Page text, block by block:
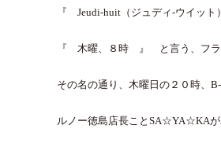
『 Jeudi-huit（ジュディ-ウイット
『 木曜、８時 』 と言う、フラ
その名の通り、木曜日の２０時、B-
ルノー徳島店長ことSA☆YA☆KAが